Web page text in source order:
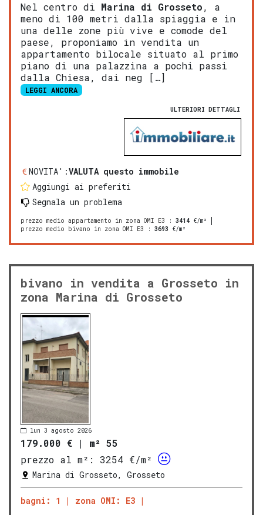
Nel centro di Marina di Grosseto, a
meno di 100 metri dalla spiaggia e in
una delle zone più vive e comode del
paese, proponiamo in vendita un
appartamento bilocale situato al primo
piano di una palazzina a pochi passi
dalla Chiesa, dai neg […]
LEGGI ANCORA
ULTERIORI DETTAGLI
NOVITA':VALUTA questo immobile
Aggiungi ai preferiti
Segnala un problema
prezzo medio appartamento in zona OMI E3 : 3414 €/m²
prezzo medio bivano in zona OMI E3 : 3693 €/m²
bivano in vendita a Grosseto in
zona Marina di Grosseto
lun 3 agosto 2026
179.000 € | m² 55
prezzo al m²:
3254 €/m²
Marina di Grosseto, Grosseto
bagni: 1 zona OMI: E3